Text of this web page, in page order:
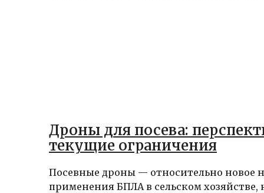
Дроны для посева:
текущие ограничения
Посевные дроны — относительно новое
применения БПЛА в сельском хозяйстве,